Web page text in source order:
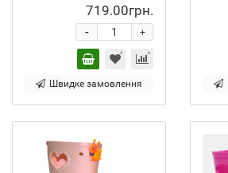
719.00грн.
+
-
Швидке замовлення